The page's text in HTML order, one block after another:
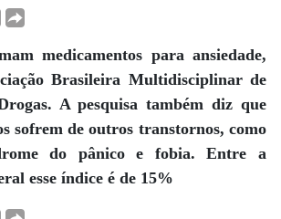
medicamentos para ansiedade,
Brasileira Multidisciplinar de
A pesquisa também diz que
sofrem de outros transtornos, como
do pânico e fobia. Entre a
esse índice é de 15%